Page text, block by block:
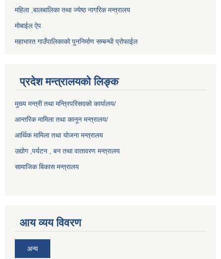
महिला ,बालबालिका तथा ज्येष्ठ नागरिक मन्त्रालय
मोबाईल ऐप
महाभारत गाउँपालिकाको पुननिर्माण सम्बन्धी प्रोफाईल
प्रदेश मन्त्रालयको लिङ्क
मुख्य मन्त्री तथा मन्त्रिपरिसदको कार्यालय/
आन्तरिक मामिला तथा कानून मन्त्रालय/
आर्थिक मामिला तथा योजना मन्त्रालय
उद्योग ,पर्यटन , बन तथा वातावरण मन्त्रालय
सामाजिक बिकास मन्त्रालय
आय व्यय विवरण
अन्य